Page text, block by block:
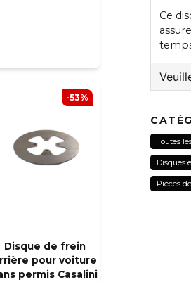
Disque de frein
pour voiture
permis Casalini
-53%
Ce
name
Toutes
Disques
Pièces